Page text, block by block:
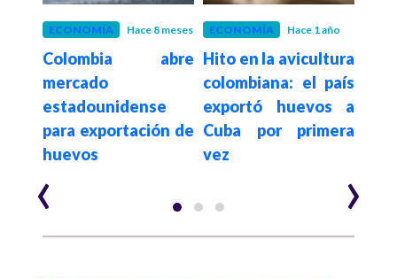
ECONOMÍA Hace 8 meses
Colombia abre
mercado
estadounidense
para exportación de
huevos
ECONOMÍA Hace 1 año
Hito en la avicultura
colombiana: el país
exportó huevos a
Cuba por primera
vez
‹ ›